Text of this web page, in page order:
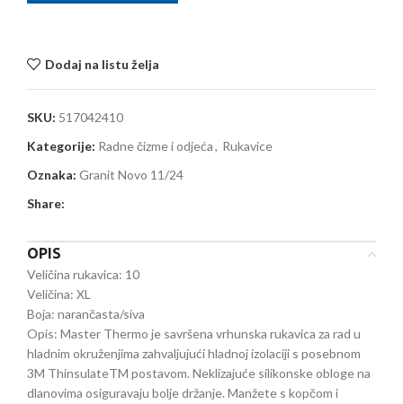
Dodaj na listu želja
SKU: 517042410
Kategorije: Radne čizme i odjeća, Rukavice
Oznaka: Granit Novo 11/24
Share:
OPIS
Veličina rukavica: 10
Veličina: XL
Boja: narančasta/siva
Opis: Master Thermo je savršena vrhunska rukavica za rad u
hladnim okruženjima zahvaljujući hladnoj izolaciji s posebnom
3M ThinsulateTM postavom. Neklizajuće silikonske obloge na
dlanovima osiguravaju bolje držanje. Manžete s kopčom i